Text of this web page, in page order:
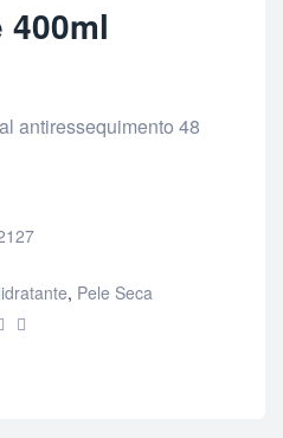
antiressequimento 48
, Pele Seca